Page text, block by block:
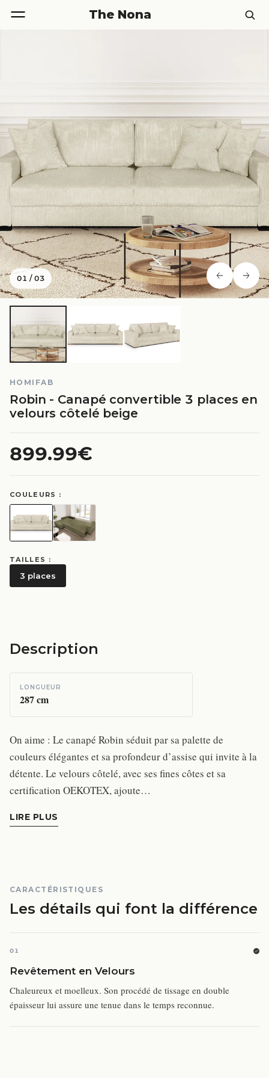
The Nona
01 /03
HOMIFAB
Robin - Canapé convertible 3 places en
velours côtelé beige
899.99€
COULEURS :
TAILLES :
3 places
Description
LONGUEUR
287cm
On aime : Le canapé Robin séduit par sa palette de
couleurs élégantes et sa profondeur d’assise qui invite à la
détente. Le velours côtelé, avec ses fines côtes et sa
certification OEKOTEX, ajoute…
LIRE PLUS
CARACTÉRISTIQUES
Les détails qui font la différence
01
Revêtement en Velours
Chaleureux et moelleux. Son procédé de tissage en double
épaisseur lui assure une tenue dans le temps reconnue.